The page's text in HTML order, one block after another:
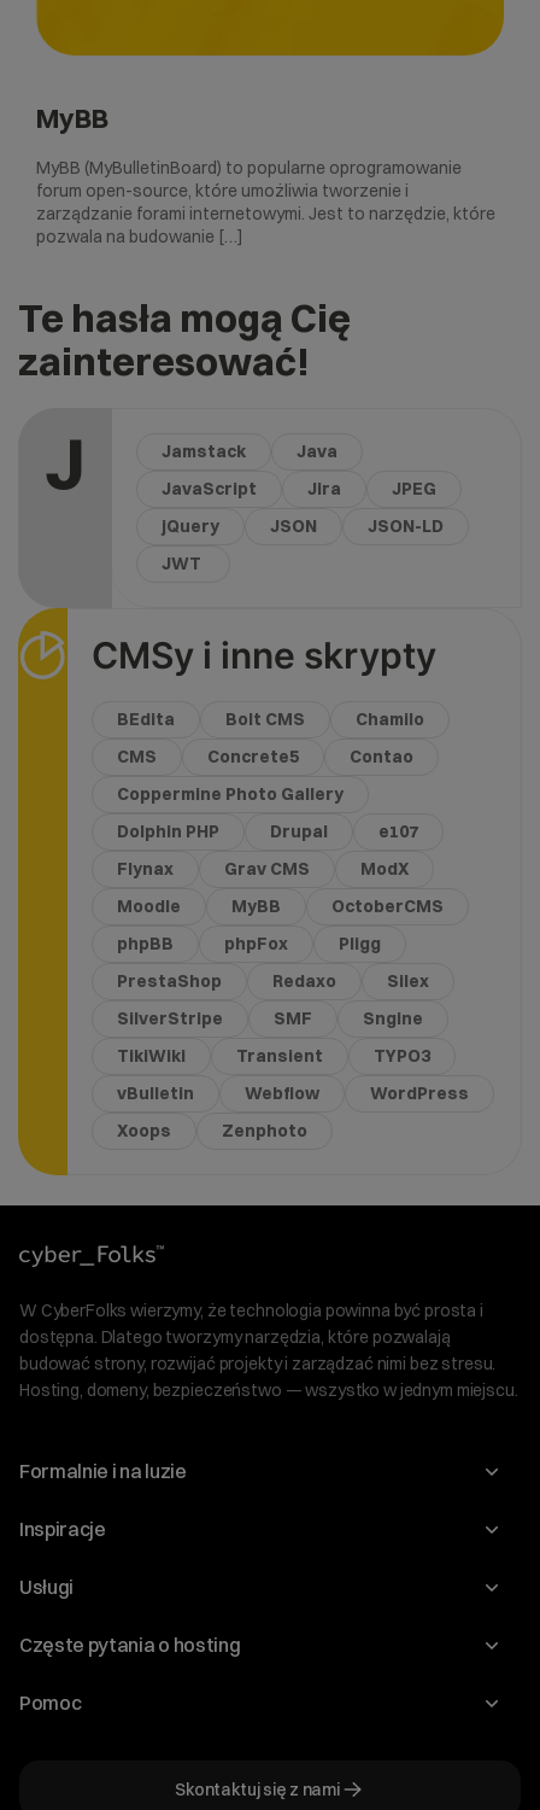
MyBB
MyBB (MyBulletinBoard) to popularne oprogramowanie
forum open-source, które umożliwia tworzenie i
zarządzanie forami internetowymi. Jest to narzędzie, które
pozwala na budowanie […]
Te hasła mogą Cię
zainteresować!
J Jamstack
Java
JavaScript
Jira
JPEG
jQuery
JSON
JSON-LD
JWT
CMSy i inne skrypty
BEdita Bolt CMS
Chamilo
CMS
Concrete5
Contao
Coppermine Photo Gallery
Dolphin PHP
Drupal
e107
Flynax
Grav CMS
ModX
Moodle
MyBB
OctoberCMS
phpBB
phpFox
Pligg
PrestaShop
Redaxo
Silex
SilverStripe
SMF
Sngine
TikiWiki
Transient
TYPO3
vBulletin
Webflow
WordPress
Xoops
Zenphoto
W CyberFolks wierzymy, że technologia powinna być prosta i
dostępna. Dlatego tworzymy narzędzia, które pozwalają
budować strony, rozwijać projekty i zarządzać nimi bez stresu.
Hosting, domeny, bezpieczeństwo — wszystko w jednym miejscu.
Formalnie i na luzie
O nas
Program Korzyści dla Inwestorów
Regulaminy i specyfikacje
Inspiracje
Blog
WordPress
Audyt stron
Usługi
Domeny
Hosting dla WooCommerce
Częste pytania o hosting
Jak przenieść stronę?
Pomoc
Skontaktuj się z nami